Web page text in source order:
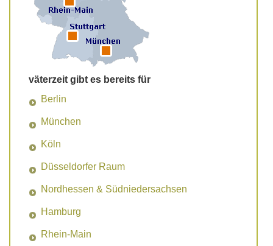
väterzeit gibt es bereits für
Berlin
München
Köln
Düsseldorfer Raum
Nordhessen & Südniedersachsen
Hamburg
Rhein-Main